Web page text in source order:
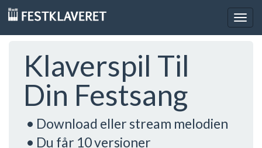
Klaverspil Til
Din Festsang
• Download eller stream melodien
• Du får 10 versioner